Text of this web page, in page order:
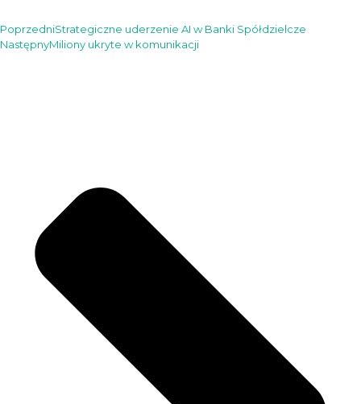
PoprzedniStrategiczne uderzenie AI w Banki Spółdzielcze
NastępnyMiliony ukryte w komunikacji